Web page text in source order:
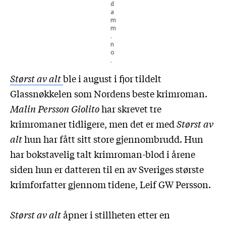
d
a
m
m
.
n
o
.
Størst av altble i august i fjor tildelt
Glassnøkkelen som Nordens beste krimroman.
Malin Persson Giolitohar skrevet tre
krimromaner tidligere, men det er medStørst av
althun har fått sitt store gjennombrudd. Hun
har bokstavelig talt krimroman-blod i årene
siden hun er datteren til en av Sveriges største
krimforfatter gjennom tidene, Leif GW Persson.
Størst av altåpner i stillheten etter en